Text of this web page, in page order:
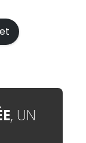
, UN